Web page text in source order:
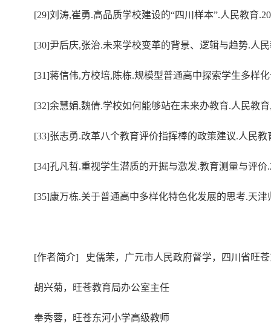
[29]刘涛,崔勇.高品质学校建设的“四川样本”.人民教育
[30]尹后庆,张治.未来学校变革的背景、逻辑与趋势.人民
[31]蒋信伟,方校培,陈栋.规模型普通高中探索学生多样
[32]余慧娟,魏倩.学校如何能够站在未来办教育.人民教育
[33]张志勇.改革八个教育评价指挥棒的政策建议.人民教
[34]孔凡哲.重视学生潜质的开掘与激发.教育测量与评价
[35]康万栋.关于普通高中多样化特色化发展的思考.天津
[作者简介] 史儒荣，广元市人民政府督学，四川省旺
胡兴菊，旺苍教育局办公室主任
奉秀蓉，旺苍东河小学高级教师